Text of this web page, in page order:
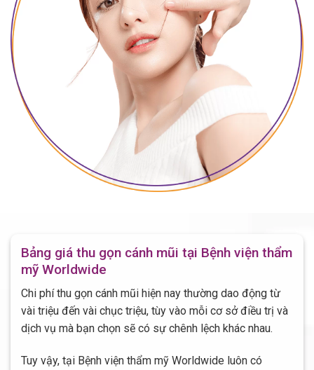
Bảng giá thu gọn cánh mũi tại Bệnh viện thẩm
mỹ Worldwide
Chi phí thu gọn cánh mũi hiện nay thường dao động từ
vài triệu đến vài chục triệu, tùy vào mỗi cơ sở điều trị và
dịch vụ mà bạn chọn sẽ có sự chênh lệch khác nhau.
Tuy vậy, tại Bệnh viện thẩm mỹ Worldwide luôn có